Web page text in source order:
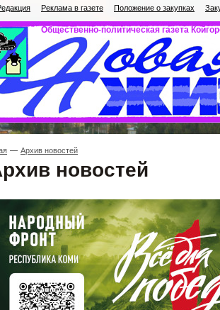
Реклама в газете Положение о закупках
Общественно-политическая газета
Архив новостей
новостей